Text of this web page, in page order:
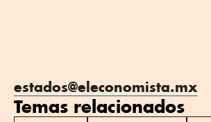
estados@eleconomista.mx
Temas relacionados